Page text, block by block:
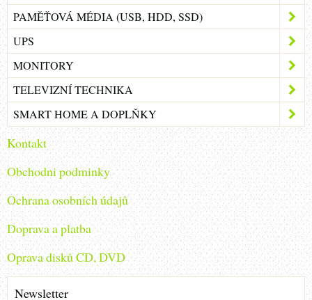
PAMĚŤOVÁ MÉDIA (USB, HDD, SSD)
UPS
MONITORY
TELEVIZNÍ TECHNIKA
SMART HOME A DOPLŇKY
Kontakt
Obchodni podminky
Ochrana osobních údajů
Doprava a platba
Oprava disků CD, DVD
Newsletter